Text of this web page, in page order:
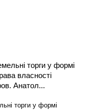
торги у формі
власності
Анатол...
торги у формі